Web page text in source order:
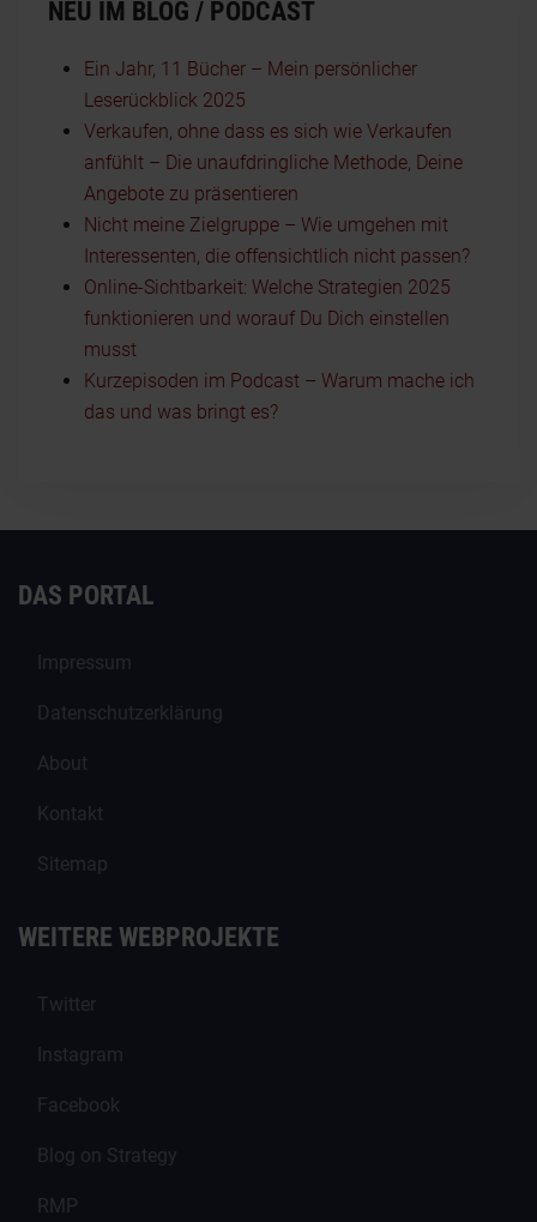
NEU IM BLOG / PODCAST
Ein Jahr, 11 Bücher – Mein persönlicher
Leserückblick 2025
Verkaufen, ohne dass es sich wie Verkaufen
anfühlt – Die unaufdringliche Methode, Deine
Angebote zu präsentieren
Nicht meine Zielgruppe – Wie umgehen mit
Interessenten, die offensichtlich nicht passen?
Online-Sichtbarkeit: Welche Strategien 2025
funktionieren und worauf Du Dich einstellen
musst
Kurzepisoden im Podcast – Warum mache ich
das und was bringt es?
DAS PORTAL
Impressum
Datenschutzerklärung
About
Kontakt
Sitemap
WEITERE WEBPROJEKTE
Twitter
Instagram
Facebook
Blog on Strategy
RMP